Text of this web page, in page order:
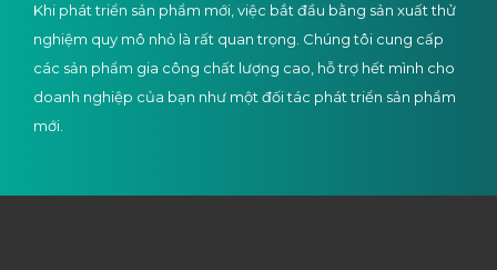
Khi phát triển sản phẩm mới, việc bắt đầu bằng sản xuất thử
nghiệm quy mô nhỏ là rất quan trọng. Chúng tôi cung cấp
các sản phẩm gia công chất lượng cao, hỗ trợ hết mình cho
doanh nghiệp của bạn như một đối tác phát triển sản phẩm
mới.